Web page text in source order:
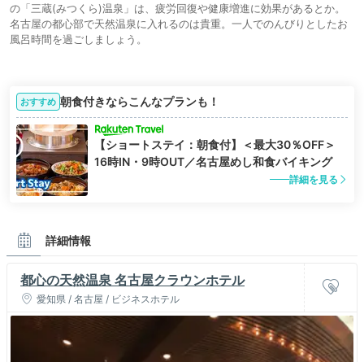
の「三蔵(みつくら)温泉」は、疲労回復や健康増進に効果があるとか。
名古屋の都心部で天然温泉に入れるのは貴重。一人でのんびりとしたお
風呂時間を過ごしましょう。
おすすめ 朝食付きならこんなプランも！
【ショートステイ：朝食付】＜最大30％OFF＞
16時IN・9時OUT／名古屋めし和食バイキング
詳細を見る
詳細情報
都心の天然温泉 名古屋クラウンホテル
愛知県 / 名古屋 / ビジネスホテル